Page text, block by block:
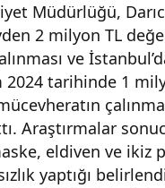
Müdürlüğü,
2 milyon TL
ve
2024 tarihinde 1
Araştırmalar
eldiven ve ikiz
yaptığı